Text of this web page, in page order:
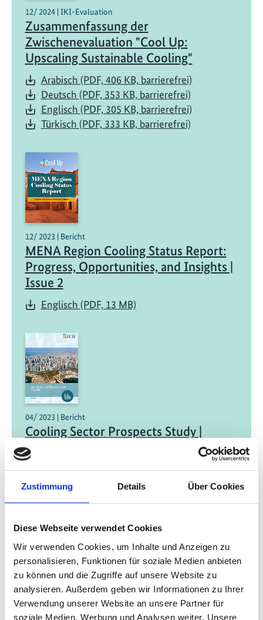
Zustimmung Details Über Cookies
Diese Webseite verwendet Cookies
Wir verwenden Cookies, um Inhalte und Anzeigen zu
personalisieren, Funktionen für soziale Medien anbieten
zu können und die Zugriffe auf unsere Website zu
analysieren. Außerdem geben wir Informationen zu Ihrer
Verwendung unserer Website an unsere Partner für
soziale Medien, Werbung und Analysen weiter. Unsere
12/ 2024 | IKI-Evaluation
Zusammenfassung der
Zwischenevaluation "Cool Up:
Upscaling Sustainable Cooling"
Arabisch (PDF, 406 KB, barrierefrei)
Deutsch (PDF, 353 KB, barrierefrei)
Englisch (PDF, 305 KB, barrierefrei)
Türkisch (PDF, 333 KB, barrierefrei)
12/ 2023 | Bericht
MENA Region Cooling Status Report:
Progress, Opportunities, and Insights |
Issue 2
Englisch (PDF, 13 MB)
04/ 2023 | Bericht
Cooling Sector Prospects Study |
Lebanon
Englisch (PDF, 3 MB)
Future-Proofed: Protecting
Infrastructure in Uncertain Times